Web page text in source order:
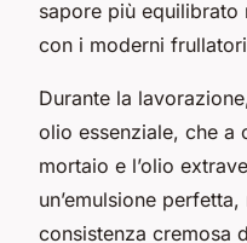
sapore più equilibrato
con i moderni
Durante la
olio essenziale, che a
mortaio e l’olio
un’emulsione
consistenza cremosa